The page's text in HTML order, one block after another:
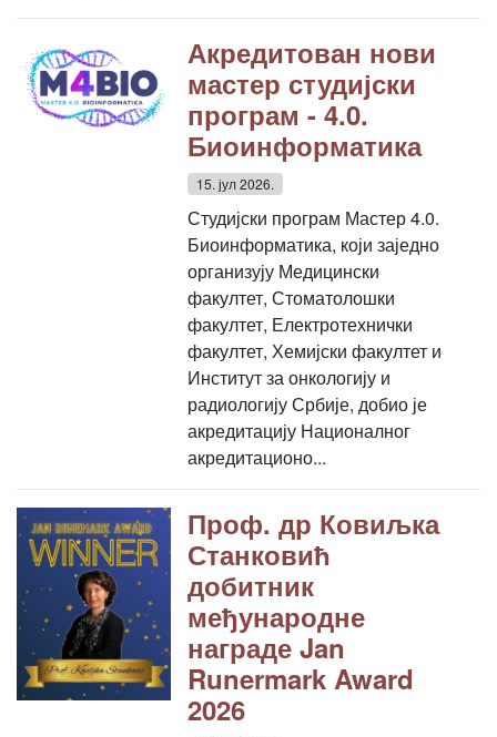
Акредитован нови
мастер студијски
програм - 4.0.
Биоинформатика
15. јул 2026.
Студијски програм Мастер 4.0.
Биоинформатика, који заједно
организују Медицински
факултет, Стоматолошки
факултет, Електротехнички
факултет, Хемијски факултет и
Институт за онкологију и
радиологију Србије, добио је
акредитацију Националног
акредитационо...
Проф. др Ковиљка
Станковић
добитник
међународне
награде Jan
Runermark Award
2026